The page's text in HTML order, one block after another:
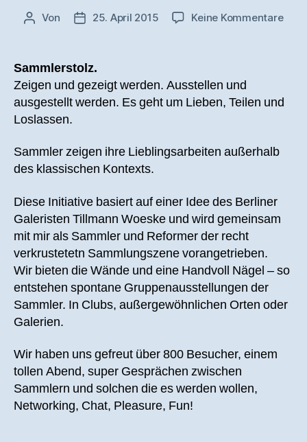
Beitragsautor
Von Veröffentlichungsdatum
25. April 2015 Keine Kommentarezu
Sammlerstolz.
Zeigen und gezeigt werden. Ausstellen und
ausgestellt werden. Es geht um Lieben, Teilen und
Loslassen.
Sammler zeigen ihre Lieblingsarbeiten außerhalb
des klassischen Kontexts.
Diese Initiative basiert auf einer Idee des Berliner
Galeristen Tillmann Woeske und wird gemeinsam
mit mir als Sammler und Reformer der recht
verkrustetetn Sammlungszene vorangetrieben.
Wir bieten die Wände und eine Handvoll Nägel – so
entstehen spontane Gruppenausstellungen der
Sammler. In Clubs, außergewöhnlichen Orten oder
Galerien.
Wir haben uns gefreut über 800 Besucher, einem
tollen Abend, super Gesprächen zwischen
Sammlern und solchen die es werden wollen,
Networking, Chat, Pleasure, Fun!